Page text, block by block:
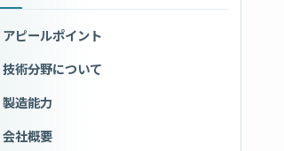
アピールポイント
技術分野について
製造能力
会社概要